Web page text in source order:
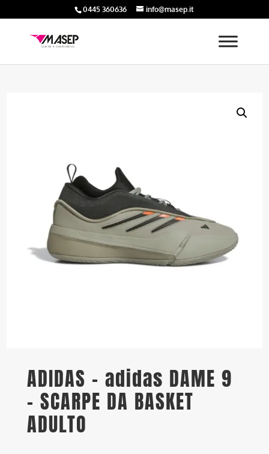
0445 360636 info@masep.it
ADIDAS – adidas DAME 9
– SCARPE DA BASKET
ADULTO